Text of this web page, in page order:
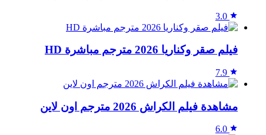
3.0
فيلم صقر وكناريا 2026 مترجم مباشرة HD
7.9
مشاهدة فيلم الكراش 2026 مترجم اون لاين
6.0